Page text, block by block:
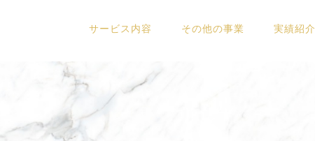
サービス内容 その他の事業 実績紹介